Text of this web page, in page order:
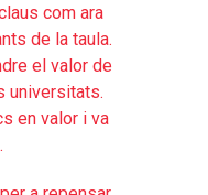
com ara
de la taula.
el valor de
universitats.
en valor i va